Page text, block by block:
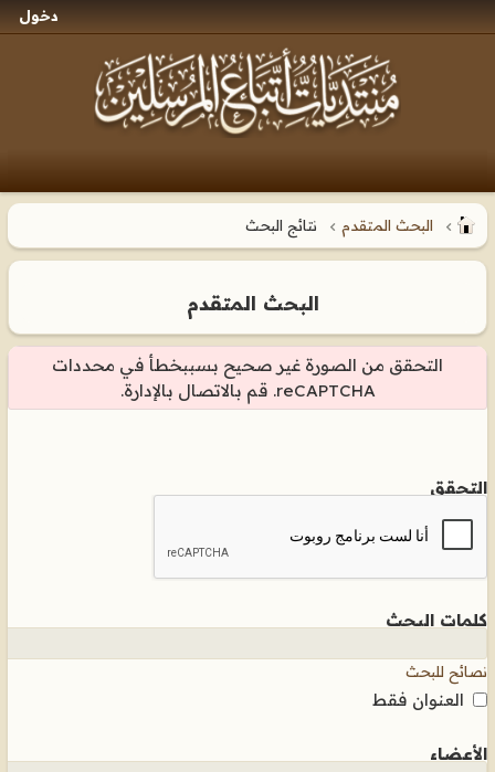
دخول
البحث المتقدم نتائج البحث
البحث المتقدم
التحقق من الصورة غير صحيح بسببخطأ في محددات
reCAPTCHA. قم بالاتصال بالإدارة.
التحقق
كلمات البحث
نصائح للبحث
العنوان فقط
الأعضاء